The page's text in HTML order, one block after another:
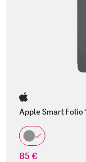
Apple Smart Folio
85 €